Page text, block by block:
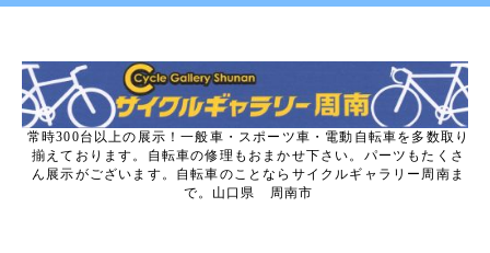
常時300台以上の展示！一般車・スポーツ車・電動自転車を多数取り
揃えております。自転車の修理もおまかせ下さい。パーツもたくさ
ん展示がございます。自転車のことならサイクルギャラリー周南ま
で。山口県 周南市